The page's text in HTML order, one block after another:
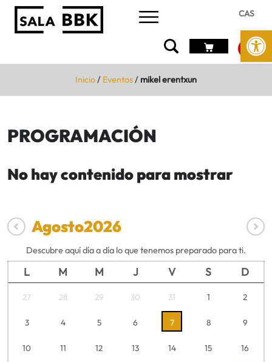
Abrir
CAS
Inicio/ Eventos/ mikel erentxun
PROGRAMACIÓN
No hay contenido para mostrar
Agosto2026
Descubre aquí día a día lo que tenemos preparado para ti.
L M M J V S D
27 28 29 30 31 1 2
3 4 5 6 7 8 9
10 11 12 13 14 15 16